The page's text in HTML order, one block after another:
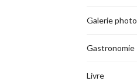
Galerie photo
Gastronomie
Livre